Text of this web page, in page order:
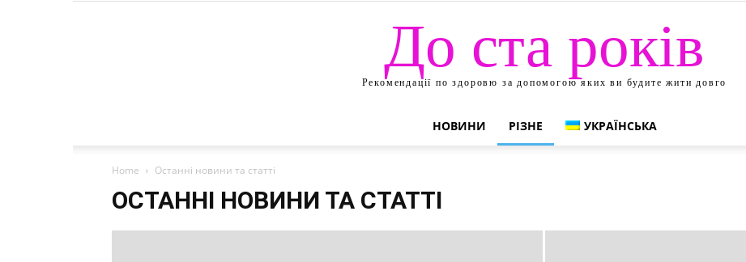
До ста років
Рекомендації по здоровю за допомогою яких ви будите жити довго
НОВИНИ РІЗНЕ УКРАЇНСЬКА
Home Останні новини та статті
ОСТАННІ НОВИНИ ТА СТАТТІ